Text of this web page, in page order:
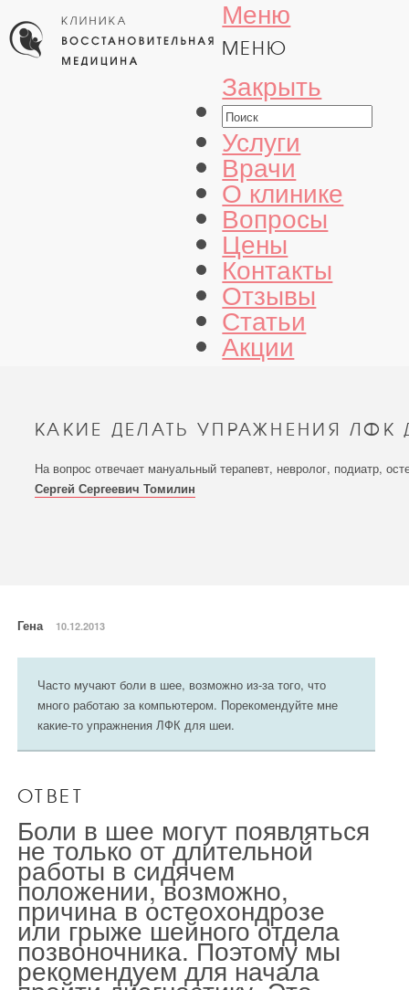
Меню
МЕНЮ
Закрыть
Услуги
Врачи
О клинике
Вопросы
Цены
Контакты
Отзывы
Статьи
Акции
КАКИЕ ДЕЛАТЬ УПРАЖНЕНИЯ ЛФК
На вопрос отвечает мануальный терапевт, невролог, подиатр,
Сергей Сергеевич Томилин
Гена 10.12.2013
Часто мучают боли в шее, возможно из-за того, что
много работаю за компьютером. Порекомендуйте мне
какие-то упражнения ЛФК для шеи.
ОТВЕТ
Боли в шее могут появляться
не только от длительной
работы в сидячем
положении, возможно,
причина в остеохондрозе
или грыже шейного отдела
позвоночника. Поэтому мы
рекомендуем для начала